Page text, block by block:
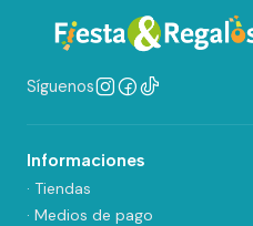
Síguenos
Informaciones
· Tiendas
· Medios de pago